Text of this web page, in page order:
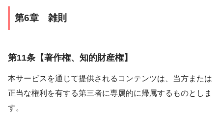
第6章 雑則
第11条【著作権、知的財産権】
本サービスを通じて提供されるコンテンツは、当方または
正当な権利を有する第三者に専属的に帰属するものとしま
す。